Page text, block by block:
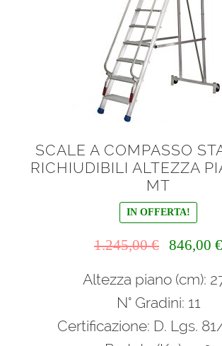
SCALE A COMPASSO
RICHIUDIBILI ALTEZZA
MT
IN OFFERTA!
1.245,00€
originale
1.245,00 €.
846,00 €Il
Altezza piano (cm):
N° Gradini: 11
Certificazione: D. Lgs.